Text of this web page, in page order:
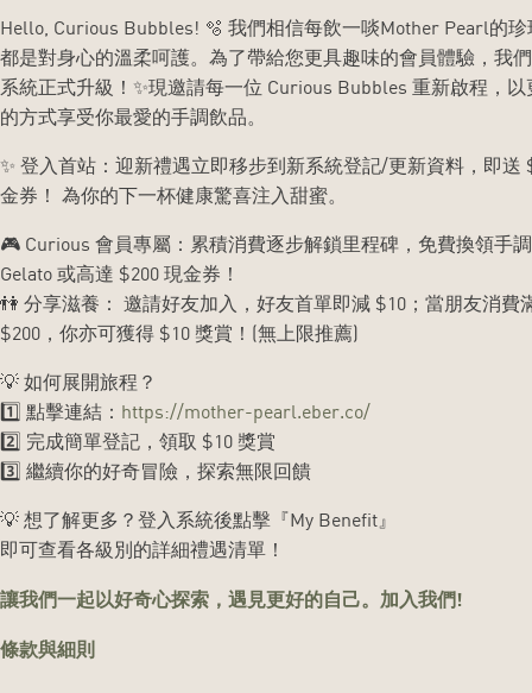
Hello, Curious Bubbles! 🫧 我們相信每飲一啖Mother Pearl的
都是對身心的溫柔呵護。為了帶給您更具趣味的會員體驗，我
系統正式升級！✨現邀請每一位 Curious Bubbles 重新啟程，以
的方式享受你最愛的手調飲品。
✨ 登入首站：迎新禮遇立即移步到新系統登記/更新資料，即送
金券！ 為你的下一杯健康驚喜注入甜蜜。
🎮 Curious 會員專屬：累積消費逐步解鎖里程碑，免費換領手
Gelato 或高達 $200 現金券！
👫 分享滋養： 邀請好友加入，好友首單即減 $10；當朋友消費
$200，你亦可獲得 $10 獎賞！(無上限推薦)
💡 如何展開旅程？
1️⃣ 點擊連結： https://mother-pearl.eber.co/
2️⃣ 完成簡單登記，領取 $10 獎賞
3️⃣ 繼續你的好奇冒險，探索無限回饋
💡 想了解更多？登入系統後點擊『My Benefit』
即可查看各級別的詳細禮遇清單！
讓我們一起以好奇心探索，遇見更好的自己。加入我們!
條款與細則